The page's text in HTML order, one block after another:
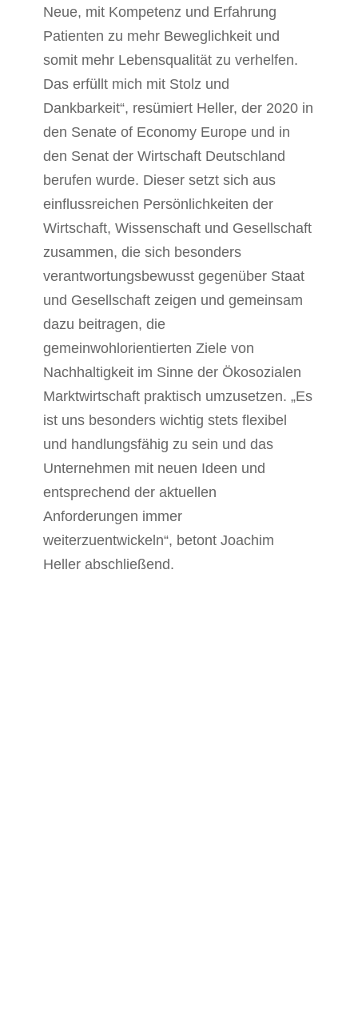
Neue, mit Kompetenz und Erfahrung
Patienten zu mehr Beweglichkeit und
somit mehr Lebensqualität zu verhelfen.
Das erfüllt mich mit Stolz und
Dankbarkeit“, resümiert Heller, der 2020 in
den Senate of Economy Europe und in
den Senat der Wirtschaft Deutschland
berufen wurde. Dieser setzt sich aus
einflussreichen Persönlichkeiten der
Wirtschaft, Wissenschaft und Gesellschaft
zusammen, die sich besonders
verantwortungsbewusst gegenüber Staat
und Gesellschaft zeigen und gemeinsam
dazu beitragen, die
gemeinwohlorientierten Ziele von
Nachhaltigkeit im Sinne der Ökosozialen
Marktwirtschaft praktisch umzusetzen. „Es
ist uns besonders wichtig stets flexibel
und handlungsfähig zu sein und das
Unternehmen mit neuen Ideen und
entsprechend der aktuellen
Anforderungen immer
weiterzuentwickeln“, betont Joachim
Heller abschließend.